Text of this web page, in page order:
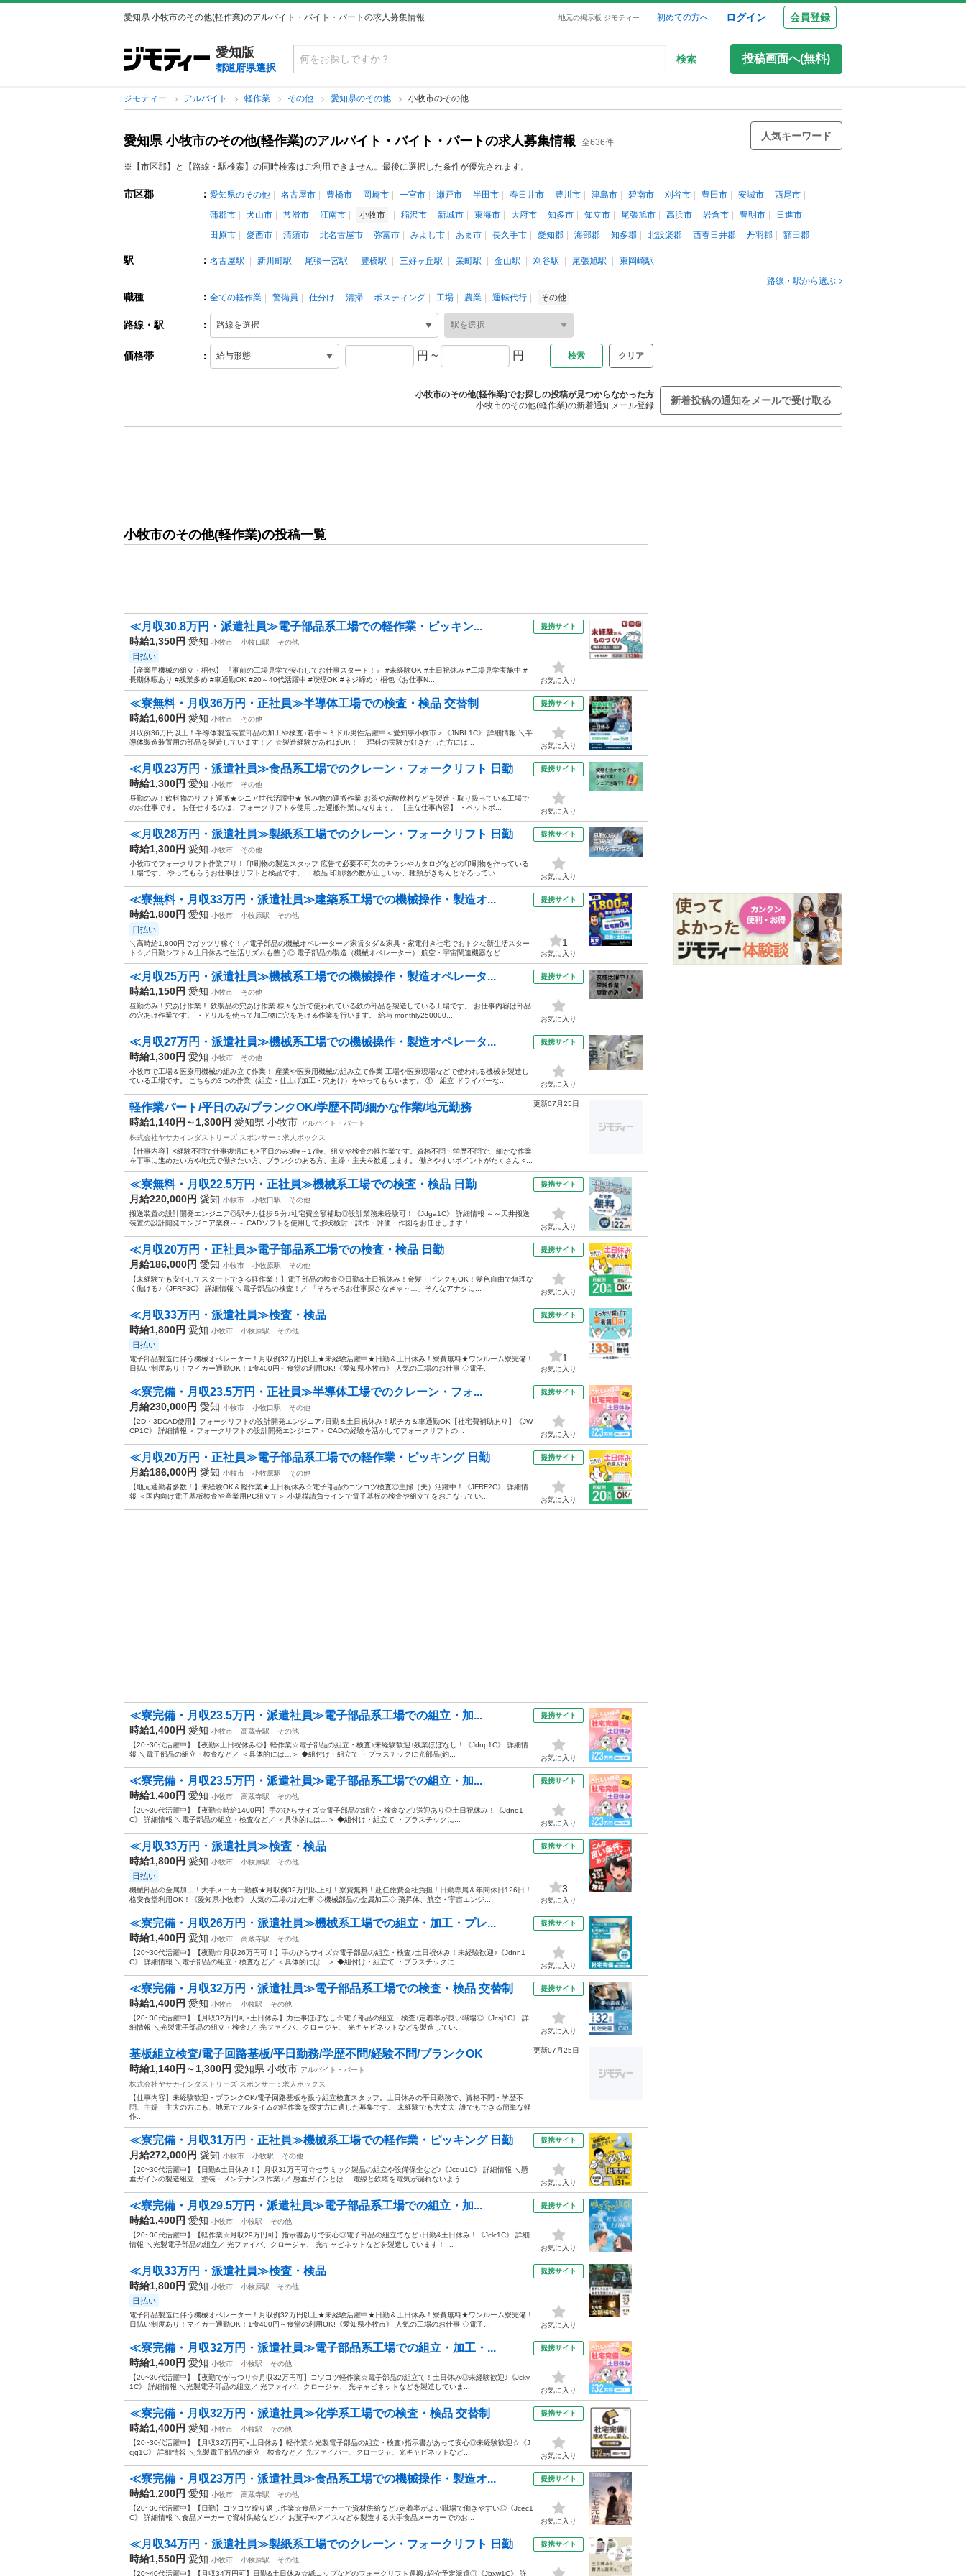
愛知県 小牧市のその他(軽作業)のアルバイト・バイト・パートの求人募集情報 地元の掲示板 ジモティー 初めての方へ ログイン 会員登録
愛知版
都道府県選択
検索 投稿画面へ(無料)
ジモティー アルバイト 軽作業 その他 愛知県のその他 小牧市のその他
愛知県 小牧市のその他(軽作業)のアルバイト・バイト・パートの求人募集情報 全636件
人気キーワード
※【市区郡】と【路線・駅検索】の同時検索はご利用できません。最後に選択した条件が優先されます。
市区郡 ： 愛知県のその他 名古屋市 豊橋市 岡崎市 一宮市 瀬戸市 半田市 春日井市 豊川市 津島市 碧南市 刈谷市 豊田市 安城市
西尾市
蒲郡市
犬山市 常滑市 江南市 小牧市 稲沢市 新城市 東海市 大府市 知多市 知立市 尾張旭市 高浜市 岩倉市 豊明市
日進市
田原市
愛西市 清須市 北名古屋市 弥富市 みよし市 あま市 長久手市 愛知郡 海部郡 知多郡 北設楽郡 西春日井郡 丹羽郡 額田郡
駅 ： 名古屋駅 新川町駅 尾張一宮駅 豊橋駅 三好ヶ丘駅 栄町駅 金山駅 刈谷駅 尾張旭駅
東岡崎駅
路線・駅から選ぶ
職種 ： 全ての軽作業 警備員 仕分け 清掃 ポスティング 工場 農業 運転代行 その他
路線・駅 ：
価格帯 ： 円 ~ 円 クリア
小牧市のその他(軽作業)でお探しの投稿が見つからなかった方
小牧市のその他(軽作業)の新着通知メール登録
新着投稿の通知をメールで受け取る
小牧市のその他(軽作業)の投稿一覧
≪月収30.8万円・派遣社員≫電子部品系工場での軽作業・ピッキン...
時給1,350円 愛知 小牧市 小牧口駅 その他
日払い
【産業用機械の組立・梱包】 『事前の工場見学で安心してお仕事スタート！』 #未経験OK #土日祝休み #工場見学実施中 #
長期休暇あり #残業多め #車通勤OK #20～40代活躍中 #喫煙OK #ネジ締め・梱包《お仕事N...
提携サイト
お気に入り
≪寮無料・月収36万円・正社員≫半導体工場での検査・検品 交替制
時給1,600円 愛知 小牧市
その他
月収例36万円以上！半導体製造装置部品の加工や検査♪若手～ミドル男性活躍中＜愛知県小牧市＞《JNBL1C》 詳細情報 ＼半
導体製造装置用の部品を製造しています！／ ☆製造経験があればOK！ 理科の実験が好きだった方には...
提携サイト
お気に入り
≪月収23万円・派遣社員≫食品系工場でのクレーン・フォークリフト 日勤
時給1,300円 愛知 小牧市
その他
昼勤のみ！飲料物のリフト運搬★シニア世代活躍中★ 飲み物の運搬作業 お茶や炭酸飲料などを製造・取り扱っている工場で
のお仕事です。 お任せするのは、フォークリフトを使用した運搬作業になります。 【主な仕事内容】 ・ペットボ...
提携サイト
お気に入り
≪月収28万円・派遣社員≫製紙系工場でのクレーン・フォークリフト 日勤
時給1,300円 愛知 小牧市
その他
小牧市でフォークリフト作業アリ！ 印刷物の製造スタッフ 広告で必要不可欠のチラシやカタログなどの印刷物を作っている
工場です。 やってもらうお仕事はリフトと検品です。 ・検品 印刷物の数が正しいか、種類がきちんとそろってい...
提携サイト
お気に入り
≪寮無料・月収33万円・派遣社員≫建築系工場での機械操作・製造オ...
時給1,800円 愛知 小牧市 小牧原駅 その他
日払い
＼高時給1,800円でガッツリ稼ぐ！／電子部品の機械オペレーター／家賃タダ＆家具・家電付き社宅でおトクな新生活スター
ト☆／日勤シフト＆土日休みで生活リズムも整う◎ 電子部品の製造（機械オペレーター） 航空・宇宙関連機器など...
提携サイト
1
お気に入り
≪月収25万円・派遣社員≫機械系工場での機械操作・製造オペレータ...
時給1,150円 愛知 小牧市
その他
昼勤のみ！穴あけ作業！ 鉄製品の穴あけ作業 様々な所で使われている鉄の部品を製造している工場です。 お仕事内容は部品
の穴あけ作業です。 ・ドリルを使って加工物に穴をあける作業を行います。 給与 monthly250000...
提携サイト
お気に入り
≪月収27万円・派遣社員≫機械系工場での機械操作・製造オペレータ...
時給1,300円 愛知 小牧市
その他
小牧市で工場＆医療用機械の組み立て作業！ 産業や医療用機械の組み立て作業 工場や医療現場などで使われる機械を製造し
ている工場です。 こちらの3つの作業（組立・仕上げ加工・穴あけ）をやってもらいます。 ① 組立 ドライバーな...
提携サイト
お気に入り
軽作業パート/平日のみ/ブランクOK/学歴不問/細かな作業/地元勤務
時給1,140円～1,300円 愛知県 小牧市 アルバイト・パート
株式会社ヤサカインダストリーズ スポンサー：求人ボックス
【仕事内容】<経験不問で仕事復帰にも>平日のみ9時～17時、組立や検査の軽作業です。資格不問・学歴不問で、細かな作業
を丁寧に進めたい方や地元で働きたい方、ブランクのある方、主婦・主夫を歓迎します。 働きやすいポイントがたくさん <...
更新07月25日
≪寮無料・月収22.5万円・正社員≫機械系工場での検査・検品 日勤
月給220,000円 愛知 小牧市 小牧口駅
その他
搬送装置の設計開発エンジニア◎駅チカ徒歩５分♪社宅費全額補助◎設計業務未経験可！《Jdga1C》 詳細情報 ～～天井搬送
装置の設計開発エンジニア業務～～ CADソフトを使用して形状検討・試作・評価・作図をお任せします！ ...
提携サイト
お気に入り
≪月収20万円・正社員≫電子部品系工場での検査・検品 日勤
月給186,000円 愛知 小牧市 小牧原駅
その他
【未経験でも安心してスタートできる軽作業！】電子部品の検査◎日勤&土日祝休み！金髪・ピンクもOK！髪色自由で無理な
く働ける♪《JFRF3C》 詳細情報 ＼電子部品の検査！／ 「そろそろお仕事探さなきゃ～…」そんなアナタに...
提携サイト
お気に入り
≪月収33万円・派遣社員≫検査・検品
時給1,800円 愛知 小牧市 小牧原駅 その他
日払い
電子部品製造に伴う機械オペレーター！月収例32万円以上★未経験活躍中★日勤＆土日休み！寮費無料★ワンルーム寮完備！
日払い制度あり！マイカー通勤OK！1食400円～食堂の利用OK!《愛知県小牧市》 人気の工場のお仕事 ◇電子...
提携サイト
1
お気に入り
≪寮完備・月収23.5万円・正社員≫半導体工場でのクレーン・フォ...
月給230,000円 愛知 小牧市 小牧口駅
その他
【2D・3DCAD使用】フォークリフトの設計開発エンジニア♪日勤＆土日祝休み！駅チカ＆車通勤OK【社宅費補助あり】《JW
CP1C》 詳細情報 ＜フォークリフトの設計開発エンジニア＞ CADの経験を活かしてフォークリフトの...
提携サイト
お気に入り
≪月収20万円・正社員≫電子部品系工場での軽作業・ピッキング 日勤
月給186,000円 愛知 小牧市 小牧原駅
その他
【地元通勤者多数！】未経験OK＆軽作業★土日祝休み☆電子部品のコツコツ検査◎主婦（夫）活躍中！《JFRF2C》 詳細情
報 ＜国内向け電子基板検査や産業用PC組立て＞ 小規模請負ラインで電子基板の検査や組立てをおこなってい...
提携サイト
お気に入り
≪寮完備・月収23.5万円・派遣社員≫電子部品系工場での組立・加...
時給1,400円 愛知 小牧市 高蔵寺駅
その他
【20~30代活躍中】【夜勤×土日祝休み◎】軽作業☆電子部品の組立・検査♪未経験歓迎♪残業ほぼなし！《Jdnp1C》 詳細情
報 ＼電子部品の組立・検査など／ ＜具体的には…＞ ◆組付け・組立て ・プラスチックに光部品(釣...
提携サイト
お気に入り
≪寮完備・月収23.5万円・派遣社員≫電子部品系工場での組立・加...
時給1,400円 愛知 小牧市 高蔵寺駅
その他
【20~30代活躍中】【夜勤☆時給1400円】手のひらサイズ☆電子部品の組立・検査など♪送迎あり◎土日祝休み！《Jdno1
C》 詳細情報 ＼電子部品の組立・検査など／ ＜具体的には…＞ ◆組付け・組立て ・プラスチックに...
提携サイト
お気に入り
≪月収33万円・派遣社員≫検査・検品
時給1,800円 愛知 小牧市 小牧原駅 その他
日払い
機械部品の金属加工！大手メーカー勤務★月収例32万円以上可！寮費無料！赴任旅費会社負担！日勤専属＆年間休日126日！
格安食堂利用OK！《愛知県小牧市》 人気の工場のお仕事 ◇機械部品の金属加工◇ 飛昇体、航空・宇宙エンジ...
提携サイト
3
お気に入り
≪寮完備・月収26万円・派遣社員≫機械系工場での組立・加工・プレ...
時給1,400円 愛知 小牧市 高蔵寺駅
その他
【20~30代活躍中】【夜勤☆月収26万円可！】手のひらサイズ☆電子部品の組立・検査♪土日祝休み！未経験歓迎♪《Jdnn1
C》 詳細情報 ＼電子部品の組立・検査など／ ＜具体的には…＞ ◆組付け・組立て ・プラスチックに...
提携サイト
お気に入り
≪寮完備・月収32万円・派遣社員≫電子部品系工場での検査・検品 交替制
時給1,400円 愛知 小牧市 小牧駅
その他
【20~30代活躍中】【月収32万円可×土日休み】力仕事ほぼなし☆電子部品の組立・検査♪定着率が良い職場◎《Jcsj1C》 詳
細情報 ＼光製電子部品の組立・検査♪／ 光ファイバ、クロージャ、 光キャビネットなどを製造してい...
提携サイト
お気に入り
基板組立検査/電子回路基板/平日勤務/学歴不問/経験不問/ブランクOK
時給1,140円～1,300円 愛知県 小牧市 アルバイト・パート
株式会社ヤサカインダストリーズ スポンサー：求人ボックス
【仕事内容】未経験歓迎・ブランクOK/電子回路基板を扱う組立検査スタッフ。土日休みの平日勤務で、資格不問・学歴不
問、主婦・主夫の方にも、地元でフルタイムの軽作業を探す方に適した募集です。 未経験でも大丈夫! 誰でもできる簡単な軽
作...
更新07月25日
≪寮完備・月収31万円・正社員≫機械系工場での軽作業・ピッキング 日勤
月給272,000円 愛知 小牧市 小牧駅
その他
【20~30代活躍中】【日勤&土日休み！】月収31万円可☆セラミック製品の組立や設備保全など♪《Jcqu1C》 詳細情報 ＼懸
垂ガイシの製造組立・塗装・メンテナンス作業♪／ 懸垂ガイシとは… 電線と鉄塔を電気が漏れないよう...
提携サイト
お気に入り
≪寮完備・月収29.5万円・派遣社員≫電子部品系工場での組立・加...
時給1,400円 愛知 小牧市 小牧駅
その他
【20~30代活躍中】【軽作業☆月収29万円可】指示書ありで安心◎電子部品の組立てなど♪日勤&土日休み！《Jclc1C》 詳細
情報 ＼光製電子部品の組立／ 光ファイバ、クロージャ、 光キャビネットなどを製造しています！ ...
提携サイト
お気に入り
≪月収33万円・派遣社員≫検査・検品
時給1,800円 愛知 小牧市 小牧原駅 その他
日払い
電子部品製造に伴う機械オペレーター！月収例32万円以上★未経験活躍中★日勤＆土日休み！寮費無料★ワンルーム寮完備！
日払い制度あり！マイカー通勤OK！1食400円～食堂の利用OK!《愛知県小牧市》 人気の工場のお仕事 ◇電子...
提携サイト
お気に入り
≪寮完備・月収32万円・派遣社員≫電子部品系工場での組立・加工・...
時給1,400円 愛知 小牧市 小牧駅
その他
【20~30代活躍中】【夜勤でがっつり☆月収32万円可】コツコツ軽作業☆電子部品の組立て！土日休み◎未経験歓迎♪《Jcky
1C》 詳細情報 ＼光製電子部品の組立／ 光ファイバ、クロージャ、 光キャビネットなどを製造していま...
提携サイト
お気に入り
≪寮完備・月収32万円・派遣社員≫化学系工場での検査・検品 交替制
時給1,400円 愛知 小牧市 小牧駅
その他
【20~30代活躍中】【月収32万円可×土日休み】軽作業☆光製電子部品の組立・検査♪指示書があって安心◎未経験歓迎☆《J
cjq1C》 詳細情報 ＼光製電子部品の組立・検査など／ 光ファイバー、クロージャ、光キャビネットなど...
提携サイト
お気に入り
≪寮完備・月収23万円・派遣社員≫食品系工場での機械操作・製造オ...
時給1,200円 愛知 小牧市 高蔵寺駅
その他
【20~30代活躍中】【日勤】コツコツ繰り返し作業☆食品メーカーで資材供給など♪定着率がよい職場で働きやすい◎《Jcec1
C》 詳細情報 ＼食品メーカーで資材供給など♪／ お菓子やアイスなどを製造する大手食品メーカーでのお...
提携サイト
お気に入り
≪月収34万円・派遣社員≫製紙系工場でのクレーン・フォークリフト 日勤
時給1,550円 愛知 小牧市 小牧原駅
その他
【20~40代活躍中】【月収34万円可】日勤&土日休み☆紙コップなどのフォークリフト運搬♪紹介予定派遣◎《Jbxw1C》 詳
提携サイト